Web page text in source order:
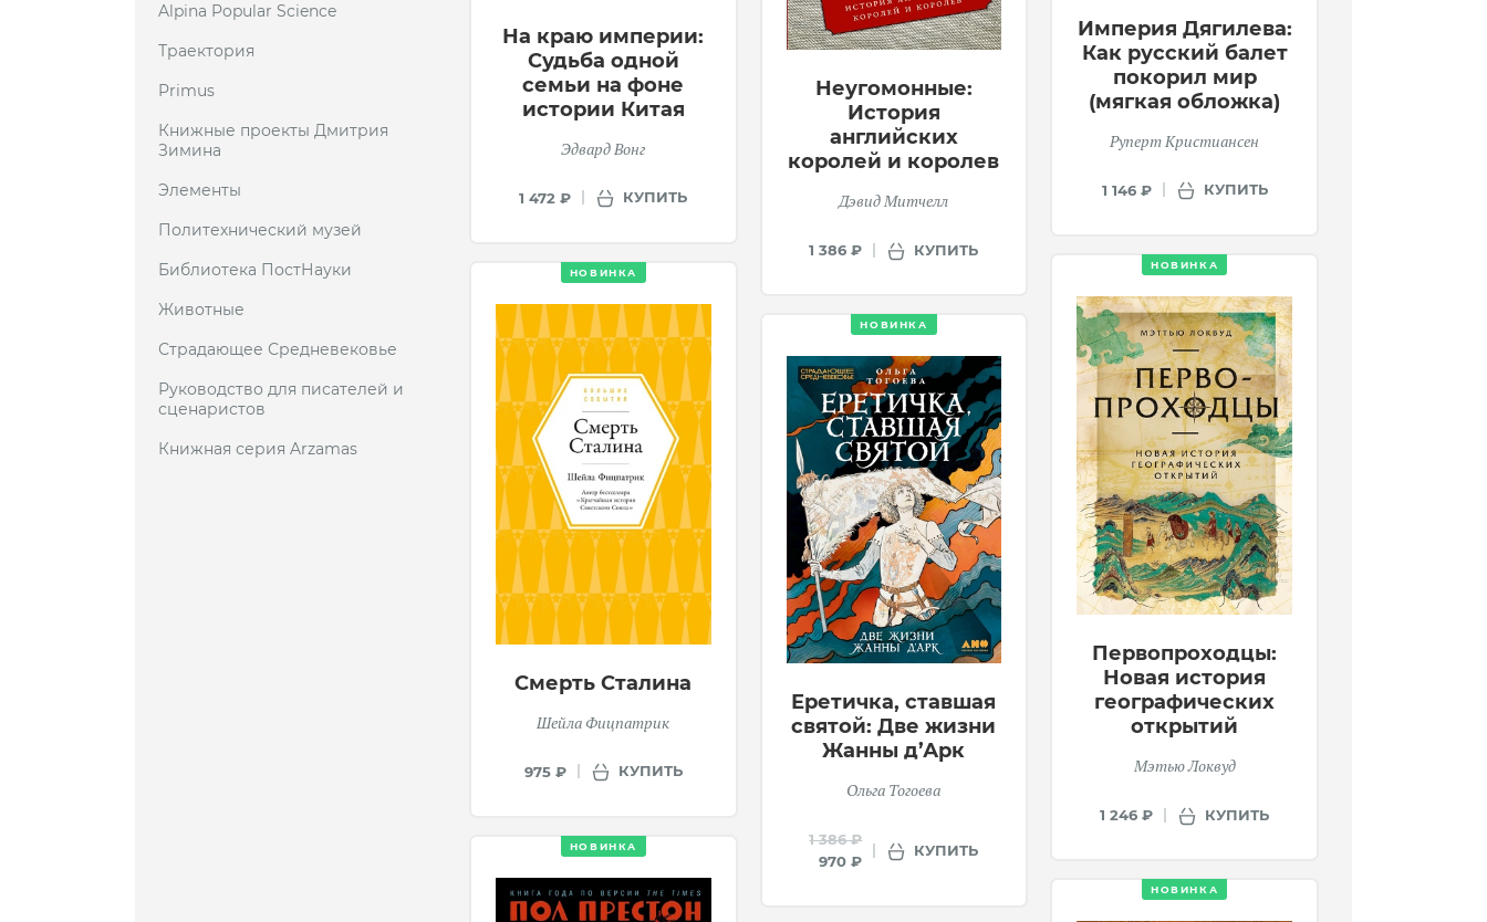
Империя Дягилева:
Как русский балет
покорил мир
(мягкая обложка)
Руперт Кристиансен
1 146 ₽ КУПИТЬ
На краю империи:
Судьба одной
семьи на фоне
истории Китая
Эдвард Вонг
1 472 ₽ КУПИТЬ
Неугомонные:
История
английских
королей и королев
Дэвид Митчелл
1 386 ₽ КУПИТЬ
НОВИНКА
Первопроходцы:
Новая история
географических
открытий
Мэтью Локвуд
1 246 ₽ КУПИТЬ
НОВИНКА
Смерть Сталина
Шейла Фицпатрик
975 ₽ КУПИТЬ
НОВИНКА
Еретичка, ставшая
святой: Две жизни
Жанны д’Арк
Ольга Тогоева
1 386 ₽
970 ₽
КУПИТЬ
НОВИНКА
НОВИНКА
Alpina Popular Science
Траектория
Primus
Книжные проекты Дмитрия
Зимина
Элементы
Политехнический музей
Библиотека ПостНауки
Животные
Страдающее Средневековье
Руководство для писателей и
сценаристов
Книжная серия Arzamas